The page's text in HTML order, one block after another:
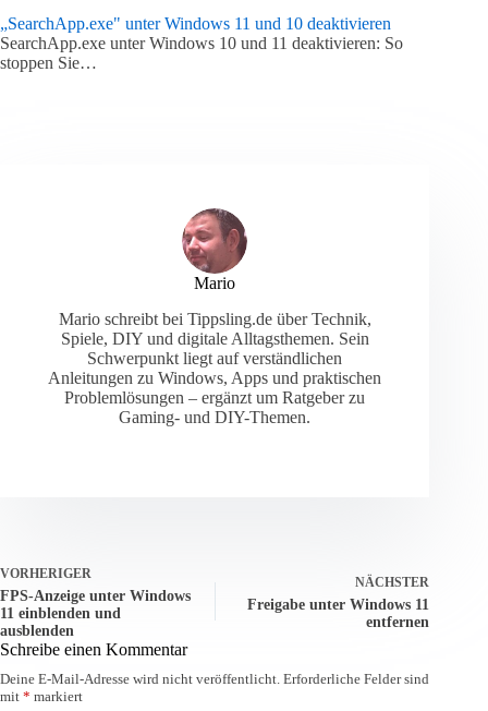
„SearchApp.exe" unter Windows 11 und 10 deaktivieren
SearchApp.exe unter Windows 10 und 11 deaktivieren: So
stoppen Sie…
Mario
Mario schreibt bei Tippsling.de über Technik,
Spiele, DIY und digitale Alltagsthemen. Sein
Schwerpunkt liegt auf verständlichen
Anleitungen zu Windows, Apps und praktischen
Problemlösungen – ergänzt um Ratgeber zu
Gaming- und DIY-Themen.
VORHERIGER
FPS-Anzeige unter Windows
11 einblenden und
ausblenden
NÄCHSTER
Freigabe unter Windows 11
entfernen
Schreibe einen Kommentar
Deine E-Mail-Adresse wird nicht veröffentlicht. Erforderliche Felder sind
mit * markiert